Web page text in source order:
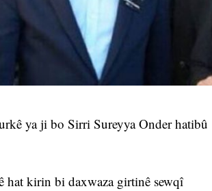
ya ji bo Sirri Sureyya Onder hatibû
hat kirin bi daxwaza girtinê sewqî